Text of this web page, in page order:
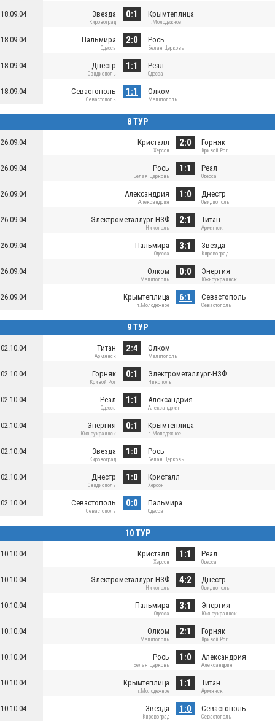
18.09.04 Звезда
Кировоград
0:1 Крымтеплица
п.Молодежное
18.09.04 Пальмира
Одесса
2:0 Рось
Белая Церковь
18.09.04 Днестр
Овидиополь
1:1 Реал
Одесса
18.09.04 Севастополь
Севастополь
1:1 Олком
Мелитополь
8 ТУР
26.09.04 Кристалл
Херсон
2:0 Горняк
Кривой Рог
26.09.04 Рось
Белая Церковь
1:1 Реал
Одесса
26.09.04 Александрия
Александрия
1:0 Днестр
Овидиополь
26.09.04 Электрометаллург-НЗФ
Никополь
2:1 Титан
Армянск
26.09.04 Пальмира
Одесса
3:1 Звезда
Кировоград
26.09.04 Олком
Мелитополь
0:0 Энергия
Южноукраинск
26.09.04 Крымтеплица
п.Молодежное
6:1 Севастополь
Севастополь
9 ТУР
02.10.04 Титан
Армянск
2:4 Олком
Мелитополь
02.10.04 Горняк
Кривой Рог
0:1 Электрометаллург-НЗФ
Никополь
02.10.04 Реал
Одесса
1:1 Александрия
Александрия
02.10.04 Энергия
Южноукраинск
0:1 Крымтеплица
п.Молодежное
02.10.04 Звезда
Кировоград
1:0 Рось
Белая Церковь
02.10.04 Днестр
Овидиополь
1:0 Кристалл
Херсон
02.10.04 Севастополь
Севастополь
0:0 Пальмира
Одесса
10 ТУР
10.10.04 Кристалл
Херсон
1:1 Реал
Одесса
10.10.04 Электрометаллург-НЗФ
Никополь
4:2 Днестр
Овидиополь
10.10.04 Пальмира
Одесса
3:1 Энергия
Южноукраинск
10.10.04 Олком
Мелитополь
2:1 Горняк
Кривой Рог
10.10.04 Рось
Белая Церковь
1:0 Александрия
Александрия
10.10.04 Крымтеплица
п.Молодежное
1:1 Титан
Армянск
10.10.04 Звезда
Кировоград
1:0 Севастополь
Севастополь